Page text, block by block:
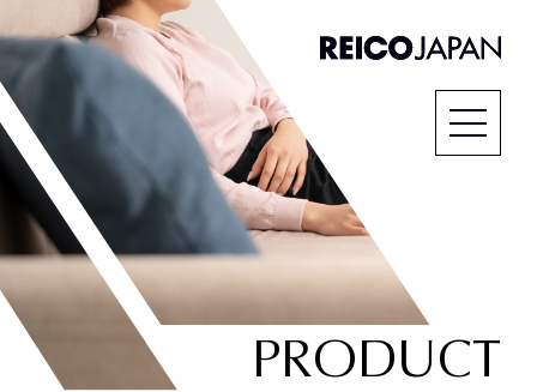
PRODUCT